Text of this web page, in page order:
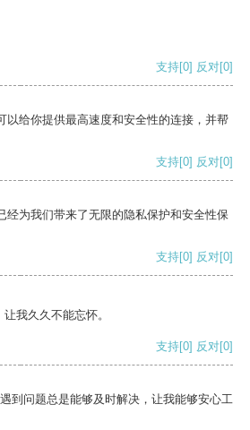
支持[0] 反对[0]
以给你提供最高速度和安全性的连接，并帮
支持[0] 反对[0]
经为我们带来了无限的隐私保护和安全性保
支持[0] 反对[0]
我久久不能忘怀。
支持[0] 反对[0]
到问题总是能够及时解决，让我能够安心工